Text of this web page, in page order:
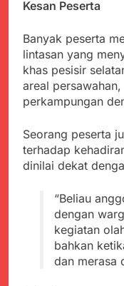
Kesan Peserta
Banyak peserta
lintasan yang
khas pesisir
areal
perkampungan
Seorang peserta
terhadap
dinilai dekat
“Beliau
dengan
kegiatan
bahkan
dan merasa